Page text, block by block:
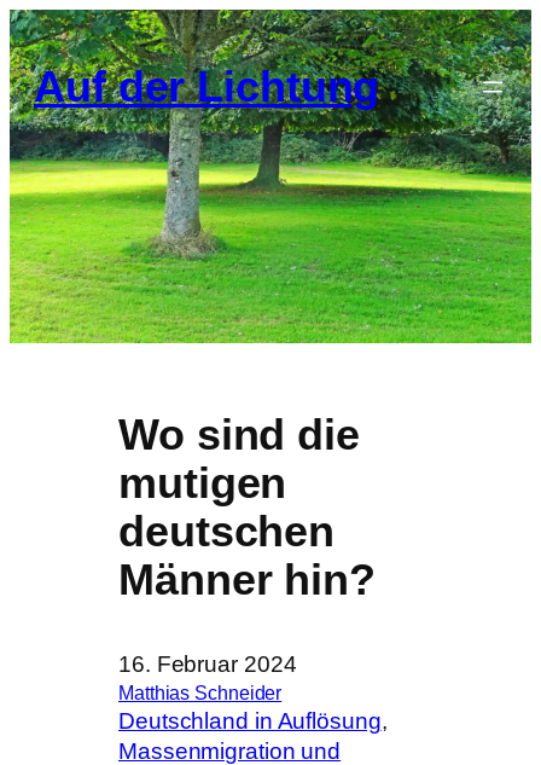
Zum
Inhalt
springen
Auf der Lichtung
Wo sind die
mutigen
deutschen
Männer hin?
16. Februar 2024
Matthias Schneider
Deutschland in Auflösung
Massenmigration und